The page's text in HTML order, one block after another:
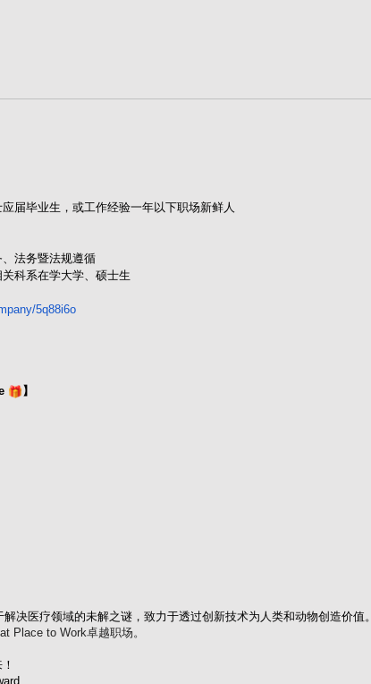
届毕业生，或工作经验一年以下职场新鲜人
、法务暨法规遵循
关科系在学大学、硕士生
5q88i6o
】
解决医疗领域的未解之谜，致力于透过创新技术为人类和动物创造价值
Place to Work卓越职场。